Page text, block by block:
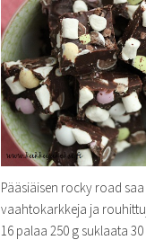
Pääsiäisen rocky road
vaahtokarkkeja ja
16 palaa 250 g suklaata